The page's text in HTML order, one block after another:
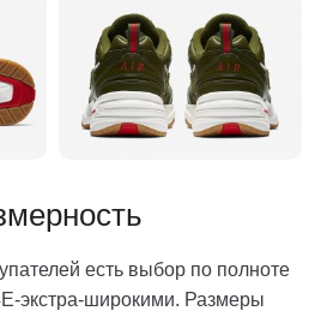
есть выбор по полноте
экстра-широкими. Размеры